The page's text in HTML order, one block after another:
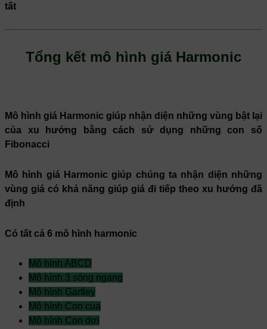
tất
Tổng kết mô hình giá Harmonic
Mô hình giá Harmonic giúp nhận diện những vùng bật lại
của xu hướng bằng cách sử dụng những con số
Fibonacci
Mô hình giá Harmonic giúp chúng ta nhận diện những
vùng giá có khả năng giúp giá đi tiếp theo xu hướng đã
định
Có tất cả 6 mô hình harmonic
Mô hình ABCD
Mô hình 3 sóng ngang
Mô hình Gartley
Mô hình Con cua
Mô hình Con dơi